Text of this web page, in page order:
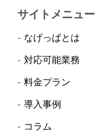
サイトメニュー
なげっぱとは
対応可能業務
料金プラン
導入事例
コラム